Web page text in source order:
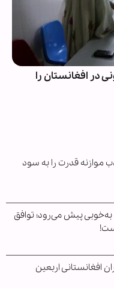
در افغانستان را
موازنه قدرت را به سود
به‌خوبی پیش می‌رود؛ توافق
افغانستانی اربعین